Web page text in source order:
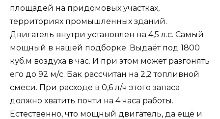
площадей на придомовых участках,
территориях промышленных зданий.
Двигатель внутри установлен на 4,5 л.с. Самый
мощный в нашей подборке. Выдаёт под 1800
куб.м воздуха в час. И при этом может разгонять
его до 92 м/с. Бак рассчитан на 2,2 топливной
смеси. При расходе в 0,6 л/ч этого запаса
должно хватить почти на 4 часа работы.
Естественно, что мощный двигатель, да ещё и